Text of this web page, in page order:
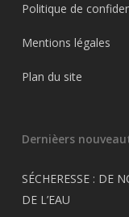
Politique de
Mentions légales
Plan du site
Dernièers
SÉCHERESSE : DE
DE L’EAU